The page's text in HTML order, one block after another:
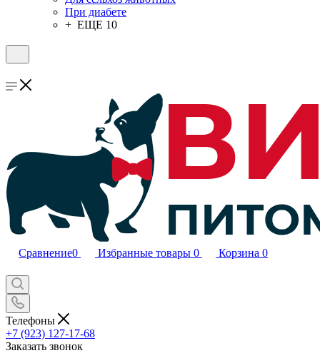
При диабете
+ ЕЩЕ 10
Сравнение0 Избранные товары 0 Корзина 0
Телефоны
+7 (923) 127-17-68
Заказать звонок